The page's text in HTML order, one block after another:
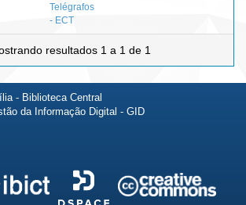
Telégrafos
- ECT
resultados 1 a 1 de 1
- Biblioteca Central
da Informação Digital - GID